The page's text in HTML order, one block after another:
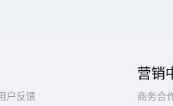
户反馈
营销
商务合